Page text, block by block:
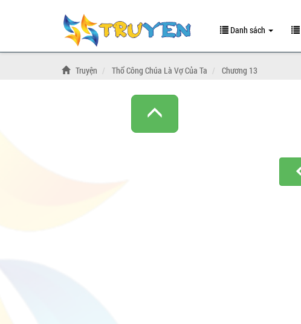
Danh sách
Truyện Thổ Công Chúa Là Vợ Của Ta Chương 13